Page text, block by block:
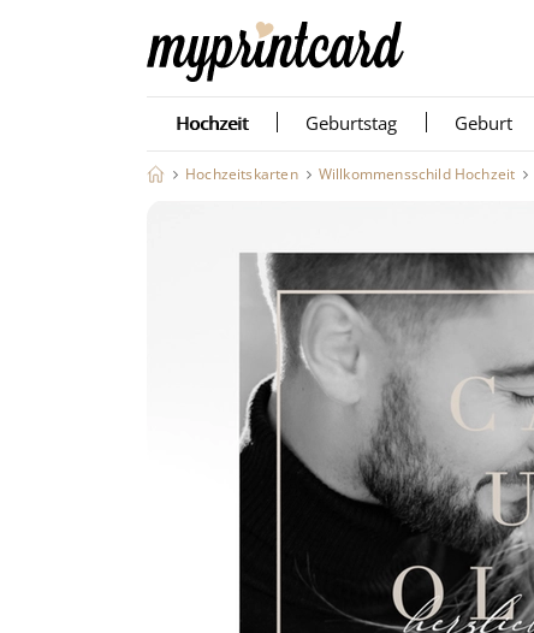
Hochzeit Geburtstag Geburt
Hochzeitskarten Willkommensschild Hochzeit